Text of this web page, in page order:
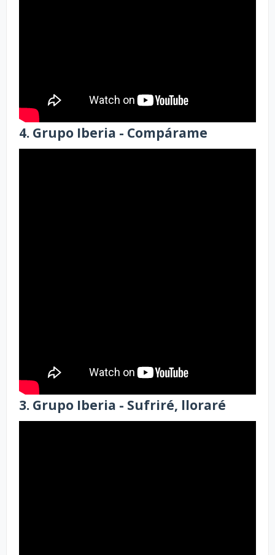
4. Grupo Iberia - Compárame
3. Grupo Iberia - Sufriré, lloraré